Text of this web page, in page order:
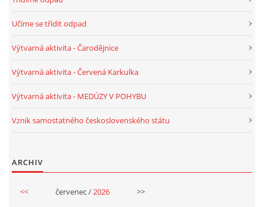
UČITELSKÁ SEBEREFLEXE
DĚTSKÝ SMUTEK
CO BY MĚLO DÍTĚ ZVLÁDNOUT PŘED VSTUPEM DO ZŠ
Učíme se třídit odpad
Výtvarná aktivita - Čarodějnice
Výtvarná aktivita - Červená Karkulka
Výtvarná aktivita - MEDÚZY V POHYBU
Vznik samostatného československého státu
ARCHIV
<< červenec /2026 >>